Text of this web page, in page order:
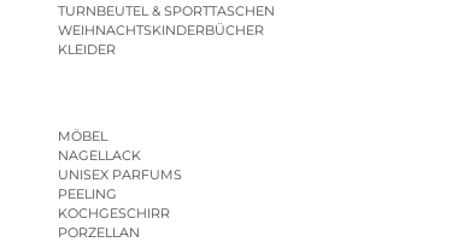
TURNBEUTEL & SPORTTASCHEN
WEIHNACHTSKINDERBÜCHER
KLEIDER
MÖBEL
NAGELLACK
UNISEX PARFUMS
PEELING
KOCHGESCHIRR
PORZELLAN